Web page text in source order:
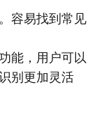
容易找到常见
能，用户可以
别更加灵活